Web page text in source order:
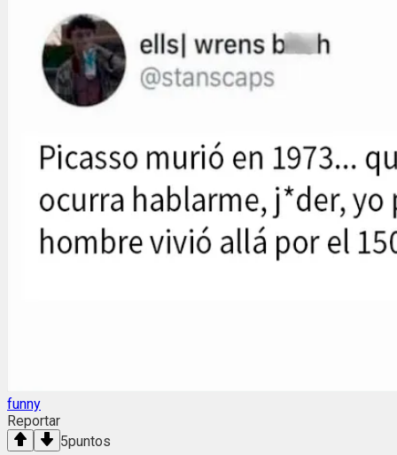
funny
Reportar
5puntos